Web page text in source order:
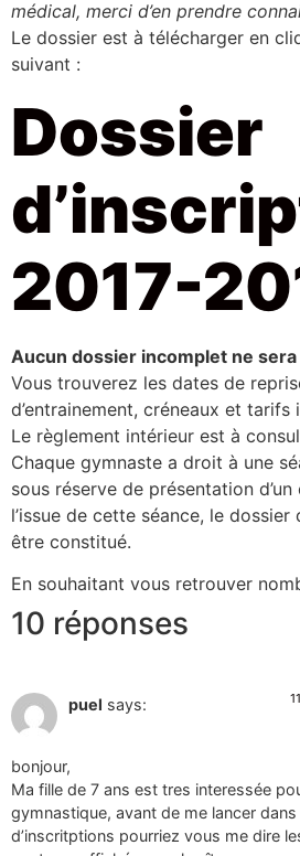
médical, merci d’en prendre
Le dossier est à télécharger en
suivant :
Dossier
2017-
Aucun dossier incomplet ne
Vous trouverez les dates de
d’entrainement, créneaux et tarifs
Le règlement intérieur est à
Chaque gymnaste a droit à une
sous réserve de présentation
l’issue de cette séance, le
être constitué.
En souhaitant vous retrouver
10 réponses
puel says:
bonjour,
Ma fille de 7 ans est tres interessée
gymnastique, avant de me lancer
d’inscritptions pourriez vous me dire